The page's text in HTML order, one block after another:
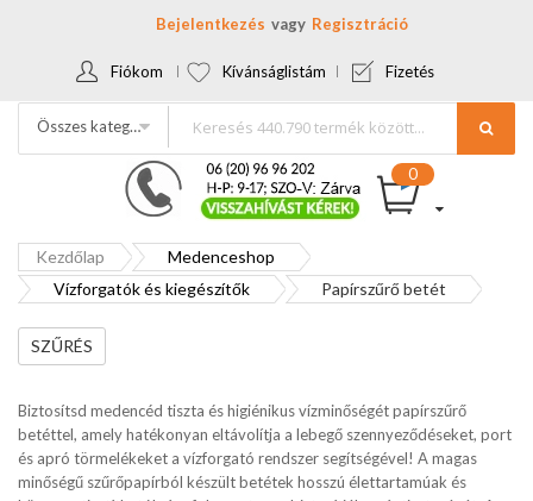
Bejelentkezés Regisztráció
Fiókom Kívánságlistám Fizetés
Összes kategória
Kezdőlap
Medenceshop
Vízforgatók és kiegészítők
Papírszűrő betét
Biztosítsd medencéd tiszta és higiénikus vízminőségét papírszűrő
betéttel, amely hatékonyan eltávolítja a lebegő szennyeződéseket, port
és apró törmelékeket a vízforgató rendszer segítségével! A magas
minőségű szűrőpapírból készült betétek hosszú élettartamúak és
SZŰRÉS